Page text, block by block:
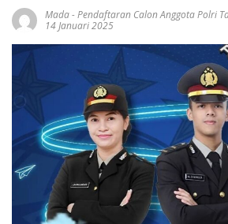
Mada-Pendaftaran Calon Anggota Polri
14 Januari 2025